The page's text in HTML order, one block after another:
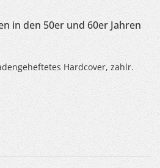
in den 50er und 60er Jahren
Hardcover, zahlr.